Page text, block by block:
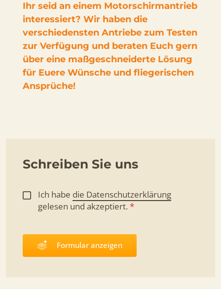
Ihr seid an einem Motorschirmantrieb
interessiert? Wir haben die
verschiedensten Antriebe zum Testen
zur Verfügung und beraten Euch gern
über eine maßgeschneiderte Lösung
für Euere Wünsche und fliegerischen
Ansprüche!
Schreiben Sie uns
Ich habe die Datenschutzerklärung
gelesen und akzeptiert. *
Formular anzeigen